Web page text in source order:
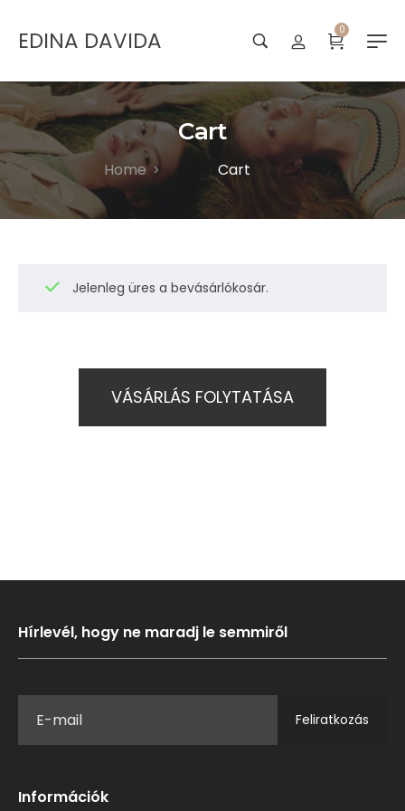
EDINA DAVIDA 0
Cart
Home > Cart
Jelenleg üres a bevásárlókosár.
VÁSÁRLÁS FOLYTATÁSA
Hírlevél, hogy ne maradj le semmiről
Feliratkozás
Információk